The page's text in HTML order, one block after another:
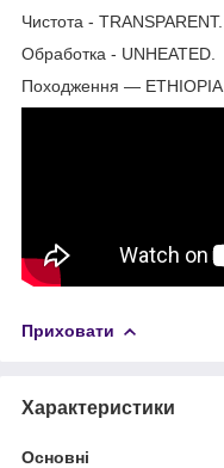
Чистота - TRANSPARENT.
Обработка - UNHEATED.
Походження — ETHIOPIA.
Приховати
Характеристики
Основні